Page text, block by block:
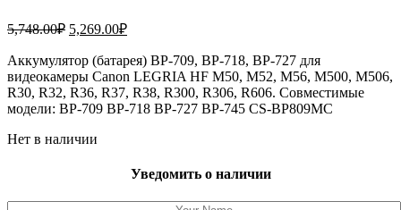
5,748.00₽ Первоначальная
составляла
5,748.00₽.
5,269.00₽Текущая
5,269.00₽.
Аккумулятор (батарея) BP-709, BP-718, BP-727 для
видеокамеры Canon LEGRIA HF M50, M52, M56, M500, M506,
R30, R32, R36, R37, R38, R300, R306, R606. Совместимые
модели: BP-709 BP-718 BP-727 BP-745 CS-BP809MC
Нет в наличии
Уведомить о наличии